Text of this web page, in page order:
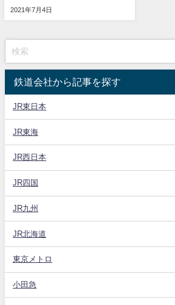
2021年7月4日
鉄道会社から記事を探す
JR東日本
JR東海
JR西日本
JR四国
JR九州
JR北海道
東京メトロ
小田急